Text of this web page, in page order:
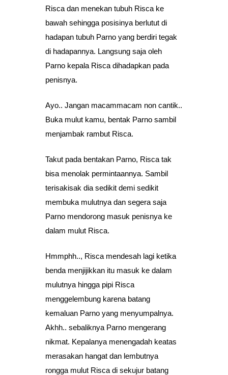
Risca dan menekan tubuh Risca ke
bawah sehingga posisinya berlutut di
hadapan tubuh Parno yang berdiri tegak
di hadapannya. Langsung saja oleh
Parno kepala Risca dihadapkan pada
penisnya.
Ayo.. Jangan macammacam non cantik..
Buka mulut kamu, bentak Parno sambil
menjambak rambut Risca.
Takut pada bentakan Parno, Risca tak
bisa menolak permintaannya. Sambil
terisakisak dia sedikit demi sedikit
membuka mulutnya dan segera saja
Parno mendorong masuk penisnya ke
dalam mulut Risca.
Hmmphh.., Risca mendesah lagi ketika
benda menjijikkan itu masuk ke dalam
mulutnya hingga pipi Risca
menggelembung karena batang
kemaluan Parno yang menyumpalnya.
Akhh.. sebaliknya Parno mengerang
nikmat. Kepalanya menengadah keatas
merasakan hangat dan lembutnya
rongga mulut Risca di sekujur batang